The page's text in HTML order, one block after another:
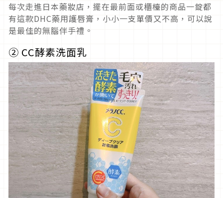
每次走進日本藥妝店，擺在最前面或櫃檯的商品一錠都
有這款DHC藥用護唇膏，小小一支單價又不高，可以說
是最佳的無腦伴手禮。
② CC酵素洗面乳